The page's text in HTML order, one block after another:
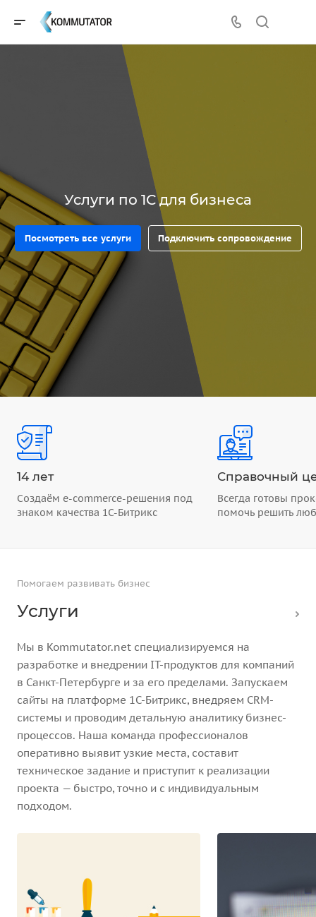
Услуги по 1С для бизнеса
Посмотреть все услуги Подключить сопровождение
14 лет
Создаём e-commerce-решения под
знаком качества 1С-Битрикс
Справочный
Всегда готовы
помочь решить
Помогаем развивать бизнес
Услуги
Мы в Kommutator.net специализируемся на
разработке и внедрении IT-продуктов для компаний
в Санкт-Петербурге и за его пределами. Запускаем
сайты на платформе 1С-Битрикс, внедряем CRM-
системы и проводим детальную аналитику бизнес-
процессов. Наша команда профессионалов
оперативно выявит узкие места, составит
техническое задание и приступит к реализации
проекта — быстро, точно и с индивидуальным
подходом.